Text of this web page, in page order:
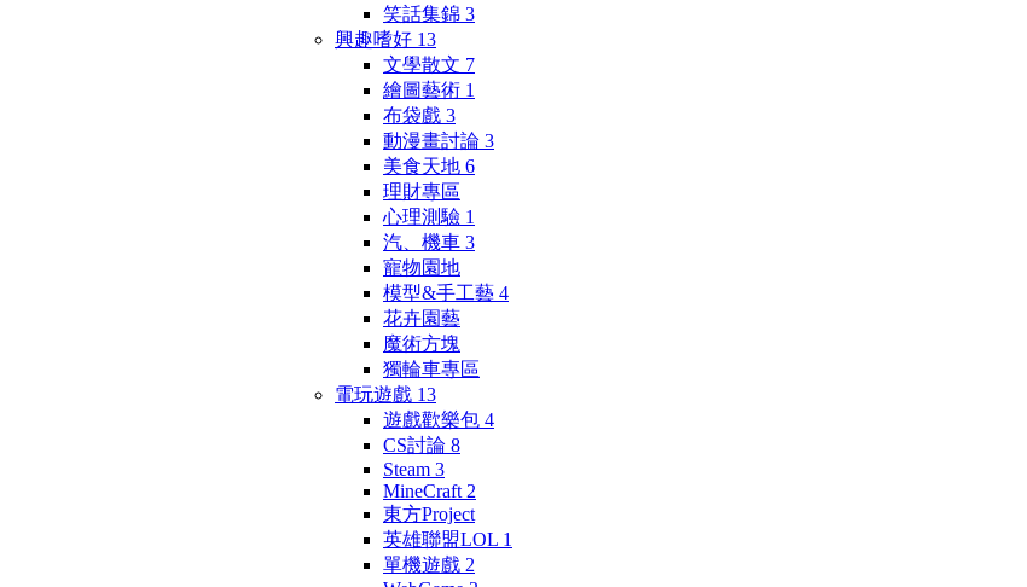
笑話集錦 3
興趣嗜好 13
文學散文 7
繪圖藝術 1
布袋戲 3
動漫畫討論 3
美食天地 6
理財專區
心理測驗 1
汽、機車 3
寵物園地
模型&手工藝 4
花卉園藝
魔術方塊
獨輪車專區
電玩遊戲 13
遊戲歡樂包 4
CS討論 8
Steam 3
MineCraft 2
東方Project
英雄聯盟LOL 1
單機遊戲 2